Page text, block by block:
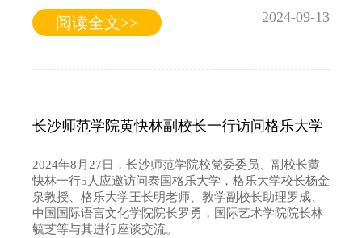
阅读全文>> 2024-09-13
长沙师范学院黄快林副校长一行访问格乐大学
2024年8月27日，长沙师范学院校党委委员、副校长黄
快林一行5人应邀访问泰国格乐大学，格乐大学校长杨金
泉教授、格乐大学王长明老师、教学副校长助理罗成、
中国国际语言文化学院院长罗勇，国际艺术学院院长林
毓芝等与其进行座谈交流。